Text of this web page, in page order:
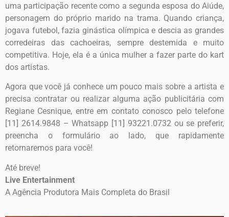
uma participação recente como a segunda esposa do Aiúde,
personagem do próprio marido na trama. Quando criança,
jogava futebol, fazia ginástica olímpica e descia as grandes
corredeiras das cachoeiras, sempre destemida e muito
competitiva. Hoje, ela é a única mulher a fazer parte do kart
dos artistas.
Agora que você já conhece um pouco mais sobre a artista e
precisa contratar ou realizar alguma ação publicitária com
Regiane Cesnique, entre em contato conosco pelo telefone
[11] 2614.9848 – Whatsapp [11] 93221.0732 ou se preferir,
preencha o formulário ao lado, que rapidamente
retornaremos para você!
Até breve!
Live Entertainment
A Agência Produtora Mais Completa do Brasil